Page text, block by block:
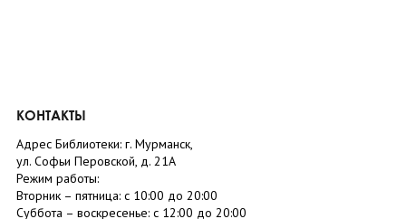
КОНТАКТЫ
Адрес Библиотеки: г. Мурманск,
ул. Софьи Перовской, д. 21А
Режим работы:
Вторник – пятница: с 10:00 до 20:00
Суббота – воскресенье: c 12:00 до 20:00